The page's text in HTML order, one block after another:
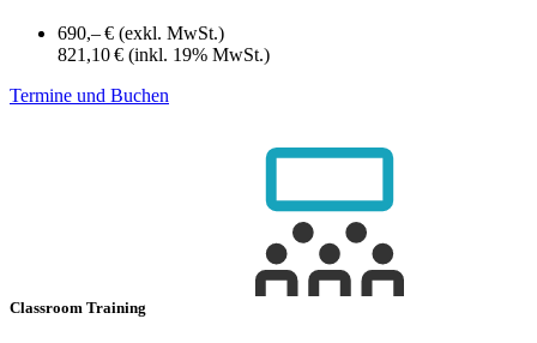
690,– € (exkl. MwSt.)
821,10 € (inkl. 19% MwSt.)
Termine und Buchen
Classroom Training